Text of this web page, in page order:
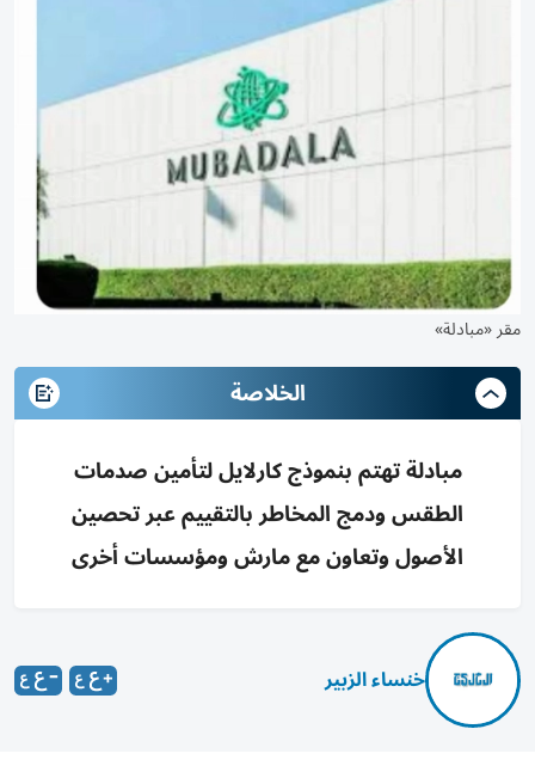
مقر «مبادلة»
الخلاصة
مبادلة تهتم بنموذج كارلايل لتأمين صدمات
الطقس ودمج المخاطر بالتقييم عبر تحصين
الأصول وتعاون مع مارش ومؤسسات أخرى
خنساء الزبير